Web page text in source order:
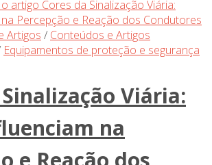
Artigos / Conteúdos e Artigos
Equipamentos de proteção e segurança
Viária:
na